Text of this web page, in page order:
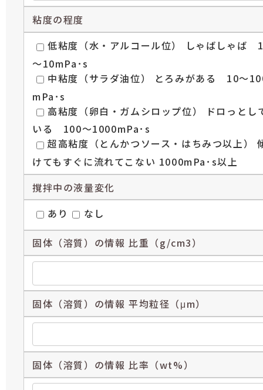
粘度の程度
低粘度（水・アルコール位） しゃばしゃば
～10mPa･s
中粘度（サラダ油位） とろみがある 10～
mPa･s
高粘度（卵白・ガムシロップ位） ドロっとし
いる 100～1000mPa･s
超高粘度（とんかつソース・はちみつ以上）
けてもすぐに流れてこない 1000mPa･s以上
撹拌中の液量変化
あり
なし
固体（溶質）の情報 比重（g/cm3）
固体（溶質）の情報 平均粒径（μm）
固体（溶質）の情報 比率（wt%）